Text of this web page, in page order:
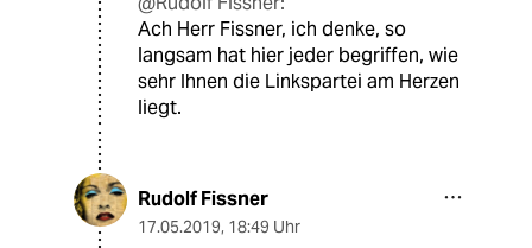
Ach Herr Fissner, ich denke, so
langsam hat hier jeder begriffen, wie
sehr Ihnen die Linkspartei am Herzen
liegt.
Rudolf Fissner
17.05.2019, 18:49 Uhr